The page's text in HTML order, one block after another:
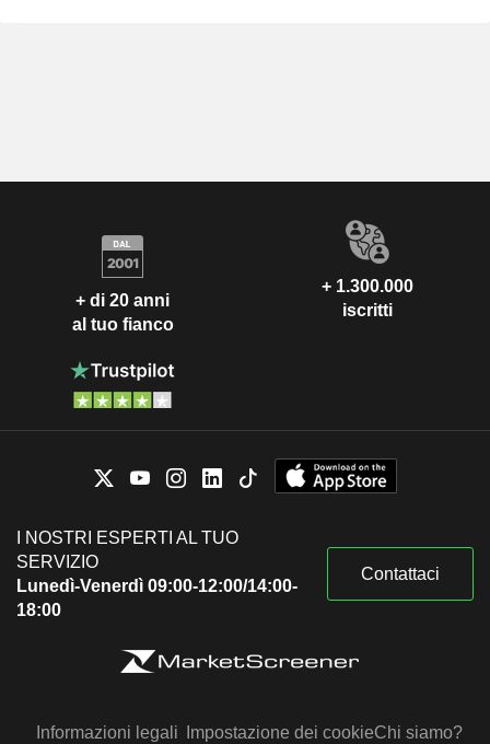
+ di 20 anni
al tuo fianco
+ 1.300.000
iscritti
I NOSTRI ESPERTI AL TUO
SERVIZIO
Lunedì-Venerdì 09:00-12:00/14:00-
18:00
Contattaci
Informazioni legali Impostazione dei cookieChi siamo?